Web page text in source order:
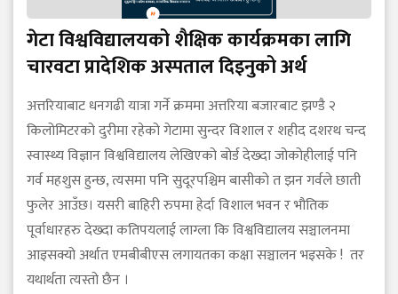
गेटा विश्वविद्यालयको शैक्षिक कार्यक्रमका लागि
चारवटा प्रादेशिक अस्पताल दिइनुको अर्थ
अत्तरियाबाट धनगढी यात्रा गर्ने क्रममा अत्तरिया बजारबाट झण्डै २
किलोमिटरको दुरीमा रहेको गेटामा सुन्दर विशाल र शहीद दशरथ चन्द
स्वास्थ्य विज्ञान विश्वविद्यालय लेखिएको बोर्ड देख्दा जोकोहीलाई पनि
गर्व महशुस हुन्छ, त्यसमा पनि सुदूरपश्चिम बासीको त झन गर्वले छाती
फुलेर आउँछ। यसरी बाहिरी रुपमा हेर्दा विशाल भवन र भौतिक
पूर्वाधारहरु देख्दा कतिपयलाई लाग्ला कि विश्वविद्यालय सञ्चालनमा
आइसक्यो अर्थात एमबीबीएस लगायतका कक्षा सञ्चालन भइसके ! तर
यथार्थता त्यस्तो छैन ।